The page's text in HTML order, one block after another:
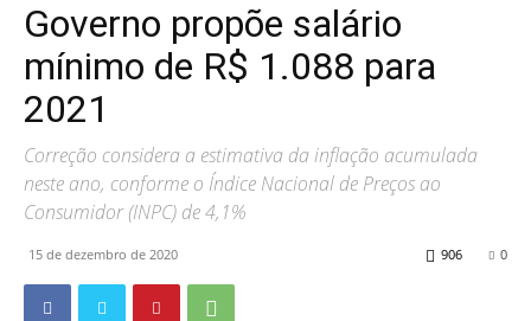
Governo propõe salário
mínimo de R$ 1.088 para
2021
Correção considera a estimativa da inflação acumulada
neste ano, conforme o Índice Nacional de Preços ao
Consumidor (INPC) de 4,1%
15 de dezembro de 2020 0
906